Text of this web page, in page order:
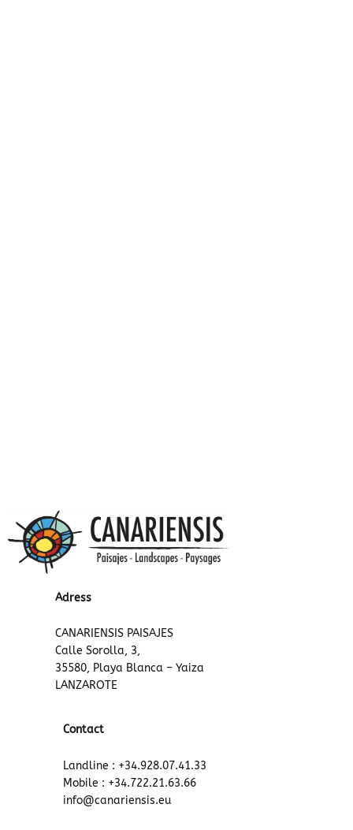
Adress
CANARIENSIS PAISAJES
Calle Sorolla, 3,
35580, Playa Blanca – Yaiza
LANZAROTE
Contact
Landline : +34.928.07.41.33
Mobile : +34.722.21.63.66
info@canariensis.eu